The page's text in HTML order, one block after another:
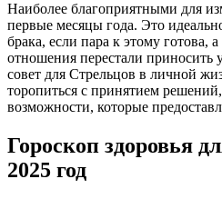
Наиболее благоприятными для
первые месяцы года. Это
брака, если пара к этому готова,
отношения перестали приносить
совет для Стрельцов в личной
торопиться с принятием
возможности, которые
Гороскоп здоровья
2025 год